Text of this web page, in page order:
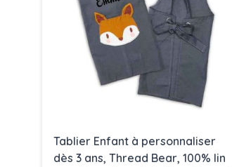
Tablier Enfant à personnaliser
dès 3 ans, Thread Bear, 100% lin